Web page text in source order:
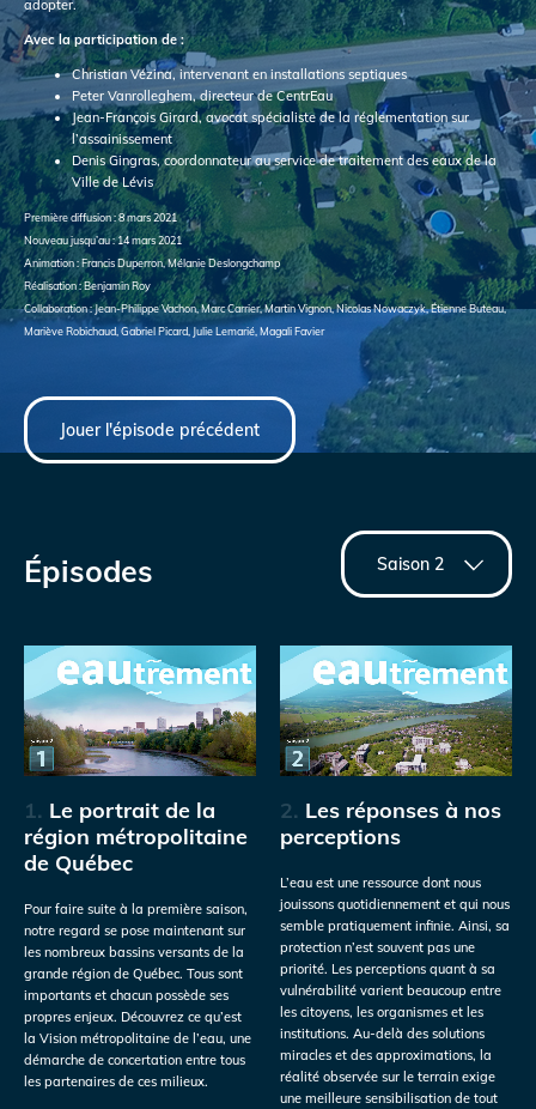
adopter.
Avec la participation de :
Christian Vézina, intervenant en installations septiques
Peter Vanrolleghem, directeur de CentrEau
Jean-François Girard, avocat spécialiste de la réglementation sur
l’assainissement
Denis Gingras, coordonnateur au service de traitement des eaux de la
Ville de Lévis
Première diffusion : 8 mars 2021
Nouveau jusqu’au : 14 mars 2021
Animation : Francis Duperron, Mélanie Deslongchamp
Réalisation : Benjamin Roy
Collaboration : Jean-Philippe Vachon, Marc Carrier, Martin Vignon, Nicolas Nowaczyk, Étienne Buteau,
Mariève Robichaud, Gabriel Picard, Julie Lemarié, Magali Favier
Jouer l'épisode précédent
Épisodes
1. Le portrait de la
région métropolitaine
de Québec
Pour faire suite à la première saison,
notre regard se pose maintenant sur
les nombreux bassins versants de la
grande région de Québec. Tous sont
importants et chacun possède ses
propres enjeux. Découvrez ce qu’est
la Vision métropolitaine de l’eau, une
démarche de concertation entre tous
les partenaires de ces milieux.
2. Les réponses à nos
perceptions
L’eau est une ressource dont nous
jouissons quotidiennement et qui nous
semble pratiquement infinie. Ainsi, sa
protection n’est souvent pas une
priorité. Les perceptions quant à sa
vulnérabilité varient beaucoup entre
les citoyens, les organismes et les
institutions. Au-delà des solutions
miracles et des approximations, la
réalité observée sur le terrain exige
une meilleure sensibilisation de tout